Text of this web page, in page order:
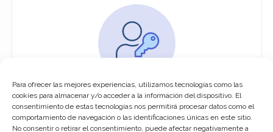
Para ofrecer las mejores experiencias, utilizamos tecnologías como las
cookies para almacenar y/o acceder a la información del dispositivo. El
consentimiento de estas tecnologías nos permitirá procesar datos como el
comportamiento de navegación o las identificaciones únicas en este sitio.
No consentir o retirar el consentimiento, puede afectar negativamente a
You must be logged in to access this
course
This course is only available for registered